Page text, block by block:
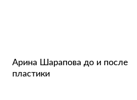
Арина Шарапова до и после
пластики